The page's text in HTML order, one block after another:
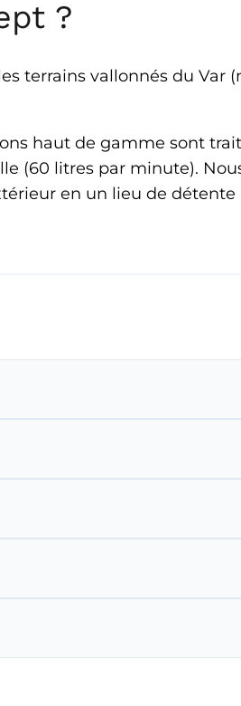
?
terrains vallonnés du Var
haut de gamme sont
(60 litres par minute).
en un lieu de